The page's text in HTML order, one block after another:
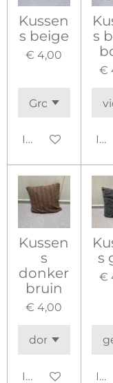
Kussen
s beige
€ 4,00
In winkelwagen
s
€
In
Kussen
s
donker
bruin
€ 4,00
In winkelwagen
s
€
In